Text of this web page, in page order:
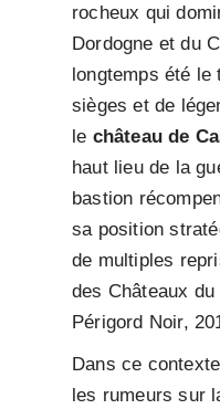
rocheux qui
Dordogne et du
longtemps été le
sièges et de
le château de
haut lieu de la
bastion
sa position
de multiples
des Châteaux
Périgord Noir,
Dans ce
les rumeurs sur